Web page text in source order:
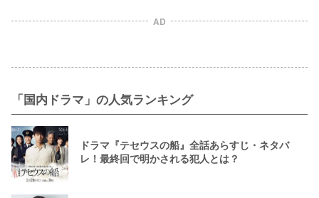
AD
「国内ドラマ」の人気ランキング
ドラマ『テセウスの船』全話あらすじ・ネタバ
レ！最終回で明かされる犯人とは？